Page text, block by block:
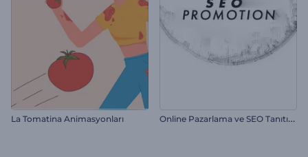
La Tomatina Animasyonları O
nline Pazarlama ve SEO Tanıtımı